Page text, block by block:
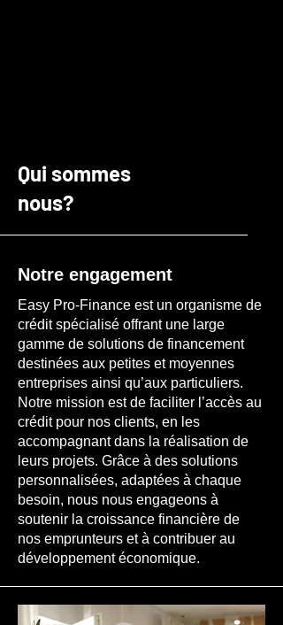
Qui sommes
nous?
Notre engagement
Easy Pro-Finance est un organisme de
crédit spécialisé offrant une large
gamme de solutions de financement
destinées aux petites et moyennes
entreprises ainsi qu’aux particuliers.
Notre mission est de faciliter l’accès au
crédit pour nos clients, en les
accompagnant dans la réalisation de
leurs projets. Grâce à des solutions
personnalisées, adaptées à chaque
besoin, nous nous engageons à
soutenir la croissance financière de
nos emprunteurs et à contribuer au
développement économique.